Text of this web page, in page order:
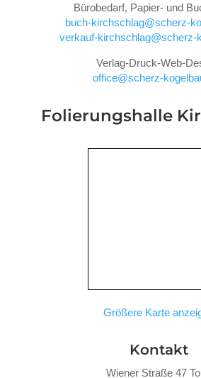
Bürobedarf, Papier- und
buch-kirchschlag@scherz-
verkauf-kirchschlag@scherz-
Verlag-Druck-Web-
office@scherz-
Folierungshalle
Größere Karte
Kontakt
Wiener Straße 47